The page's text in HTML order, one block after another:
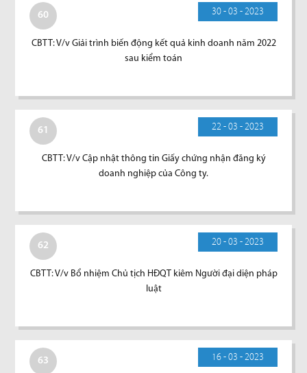
60 30 - 03 - 2023
CBTT: V/v Giải trình biến động kết quả kinh doanh năm 2022
sau kiểm toán
61 22 - 03 - 2023
CBTT: V/v Cập nhật thông tin Giấy chứng nhận đăng ký
doanh nghiệp của Công ty.
62 20 - 03 - 2023
CBTT: V/v Bổ nhiệm Chủ tịch HĐQT kiêm Người đại diện pháp
luật
63 16 - 03 - 2023